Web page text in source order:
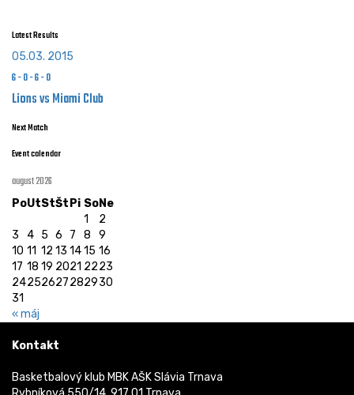
Latest Results
05.03. 2015
6-0-6-0
Lions vs Miami Club
Next Match
Event calendar
august 2026
PoUtStŠt Pi SoNe
« máj
1
2
3
4 5 6 7 8
9
10 11 12 13 1415 16
17 18 19 2021 2223
24252627282930
31
Kontakt
Basketbalový klub MBK AŠK Slávia Trnava